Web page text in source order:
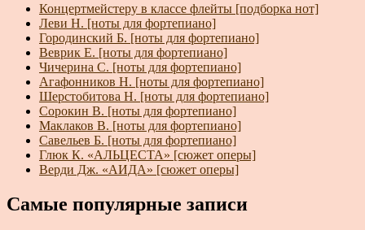
Концертмейстеру в классе флейты [подборка нот]
Леви Н. [ноты для фортепиано]
Городинский Б. [ноты для фортепиано]
Веврик Е. [ноты для фортепиано]
Чичерина С. [ноты для фортепиано]
Агафонников Н. [ноты для фортепиано]
Шерстобитова Н. [ноты для фортепиано]
Сорокин В. [ноты для фортепиано]
Маклаков В. [ноты для фортепиано]
Савельев Б. [ноты для фортепиано]
Глюк К. «АЛЬЦЕСТА» [сюжет оперы]
Верди Дж. «АИДА» [сюжет оперы]
Самые популярные записи